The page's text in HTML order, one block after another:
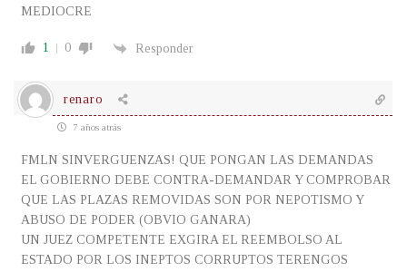
MEDIOCRE
1 0 Responder
renaro
7 años atrás
FMLN SINVERGUENZAS! QUE PONGAN LAS DEMANDAS
EL GOBIERNO DEBE CONTRA-DEMANDAR Y COMPROBAR
QUE LAS PLAZAS REMOVIDAS SON POR NEPOTISMO Y
ABUSO DE PODER (OBVIO GANARA)
UN JUEZ COMPETENTE EXGIRA EL REEMBOLSO AL
ESTADO POR LOS INEPTOS CORRUPTOS TERENGOS